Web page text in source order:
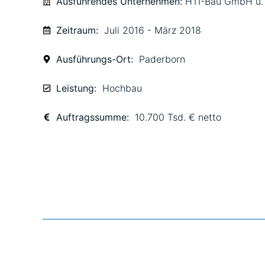
Zeitraum:Juli 2016 - März 2018
Ausführungs-Ort:Paderborn
Leistung: Hochbau
Auftragssumme:10.700 Tsd. € netto